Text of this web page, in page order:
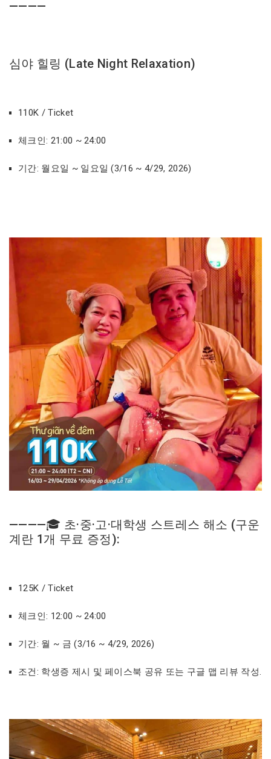
————
심야 힐링 (Late Night Relaxation)
110K / Ticket
체크인: 21:00 ~ 24:00
기간: 월요일 ~ 일요일 (3/16 ~ 4/29, 2026)
————🎓 초·중·고·대학생 스트레스 해소 (구운
계란 1개 무료 증정):
125K / Ticket
체크인: 12:00 ~ 24:00
기간: 월 ~ 금 (3/16 ~ 4/29, 2026)
조건: 학생증 제시 및 페이스북 공유 또는 구글 맵 리뷰 작성.